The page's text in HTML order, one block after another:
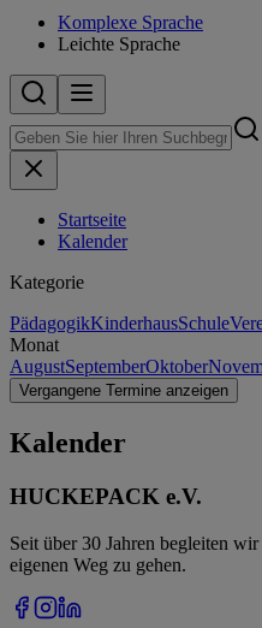
Komplexe Sprache
Leichte Sprache
Startseite
Kalender
Kategorie
PädagogikKinderhausSchule
Monat
AugustSeptemberOktober
Vergangene Termine anzeigen
Kalender
HUCKEPACK e.V.
Seit über 30 Jahren begleiten
eigenen Weg zu gehen.